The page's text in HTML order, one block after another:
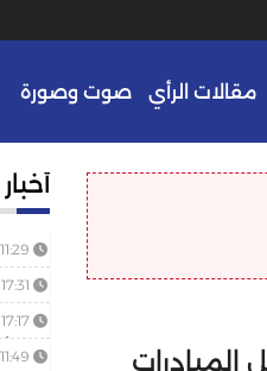
مقالات الرأي صوت وصورة
المبادرات
11:29
17:31
والمسيرة 2 ويهدد
17:17
الذي
11:49